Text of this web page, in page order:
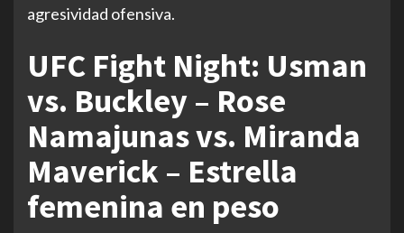
agresividad ofensiva.
UFC Fight Night: Usman
vs. Buckley – Rose
Namajunas vs. Miranda
Maverick – Estrella
femenina en peso